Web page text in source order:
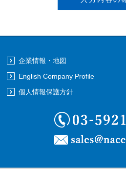
企業情報・地図
English Company Profile
個人情報保護方針